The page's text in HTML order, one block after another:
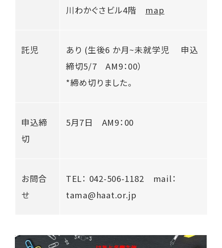
川わかぐさビル4階 map
託児
あり (生後6 か月~未就学児 申込
締切5/7 AM9：00）
*締め切りました。
申込締
切
5月7日 AM9：00
お問合
せ
TEL： 042-506-1182 mail：
tama@haat.or.jp